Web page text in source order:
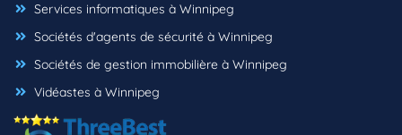
Services informatiques à Winnipeg
Sociétés d'agents de sécurité à Winnipeg
Sociétés de gestion immobilière à Winnipeg
Vidéastes à Winnipeg